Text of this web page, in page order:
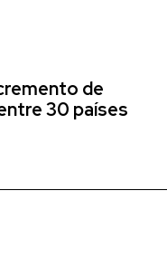
de
30 países